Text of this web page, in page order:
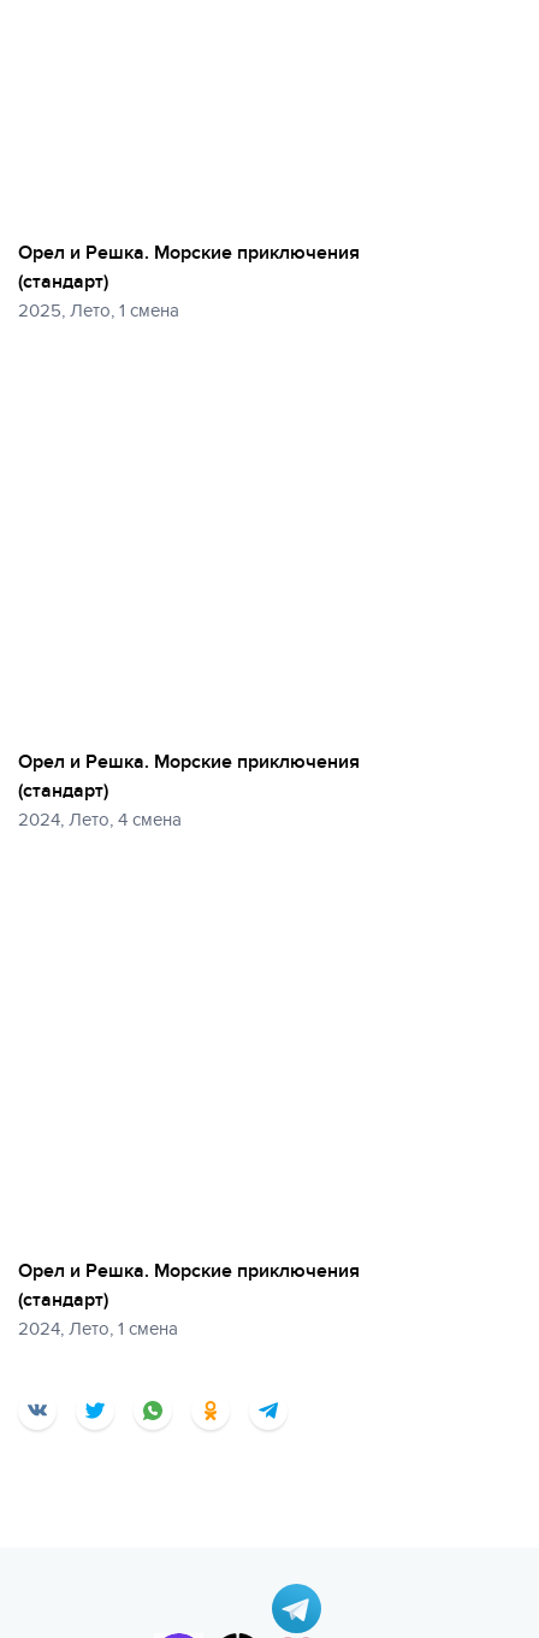
Орел и Решка. Морские приключения
(стандарт)
2025, Лето, 1 смена
Орел и Решка. Морские приключения
(стандарт)
2024, Лето, 4 смена
Орел и Решка. Морские приключения
(стандарт)
2024, Лето, 1 смена